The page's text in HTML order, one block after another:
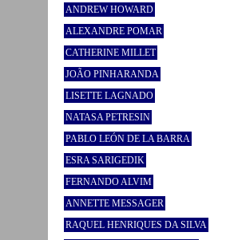
ANDREW HOWARD
ALEXANDRE POMAR
CATHERINE MILLET
JOÃO PINHARANDA
LISETTE LAGNADO
NATASA PETRESIN
PABLO LEÓN DE LA BARRA
ESRA SARIGEDIK
FERNANDO ALVIM
ANNETTE MESSAGER
RAQUEL HENRIQUES DA SILVA